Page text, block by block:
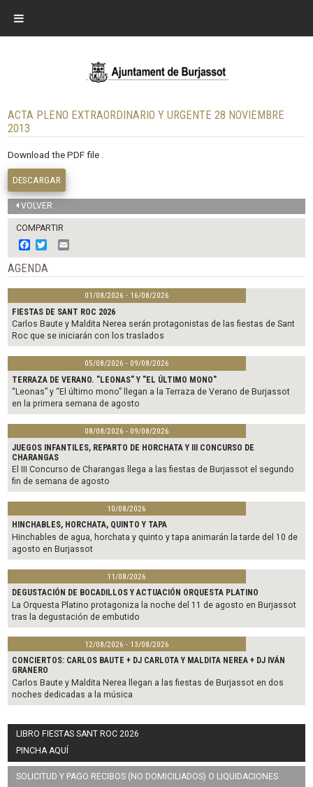
ACTA PLENO EXTRAORDINARIO Y URGENTE 28 NOVIEMBRE
2013
Download the PDF file .
DESCARGAR
VOLVER
COMPARTIR
F
a
c
e
b
o
o
k
w
i
t
t
e
r
m
i
l
AGENDA
01/08/2026 - 16/08/2026
FIESTAS DE SANT ROC 2026
Carlos Baute y Maldita Nerea serán protagonistas de las fiestas de Sant
Roc que se iniciarán con los traslados
05/08/2026 - 09/08/2026
TERRAZA DE VERANO. "LEONAS" Y "EL ÚLTIMO MONO"
“Leonas” y “El último mono” llegan a la Terraza de Verano de Burjassot
en la primera semana de agosto
08/08/2026 - 09/08/2026
JUEGOS INFANTILES, REPARTO DE HORCHATA Y III CONCURSO DE
CHARANGAS
El III Concurso de Charangas llega a las fiestas de Burjassot el segundo
fin de semana de agosto
10/08/2026
HINCHABLES, HORCHATA, QUINTO Y TAPA
Hinchables de agua, horchata y quinto y tapa animarán la tarde del 10 de
agosto en Burjassot
11/08/2026
DEGUSTACIÓN DE BOCADILLOS Y ACTUACIÓN ORQUESTA PLATINO
La Orquesta Platino protagoniza la noche del 11 de agosto en Burjassot
tras la degustación de embutido
12/08/2026 - 13/08/2026
CONCIERTOS: CARLOS BAUTE + DJ CARLOTA Y MALDITA NEREA + DJ IVÁN
GRANERO
Carlos Baute y Maldita Nerea llegan a las fiestas de Burjassot en dos
noches dedicadas a la música
LIBRO FIESTAS SANT ROC 2026
PINCHA AQUÍ
SOLICITUD Y PAGO RECIBOS (NO DOMICILIADOS) O LIQUIDACIONES